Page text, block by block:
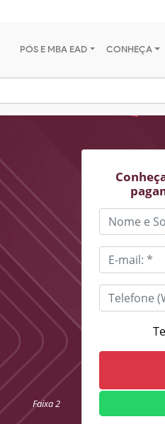
PÓS E MBA EAD CONHEÇA
Faixa 2